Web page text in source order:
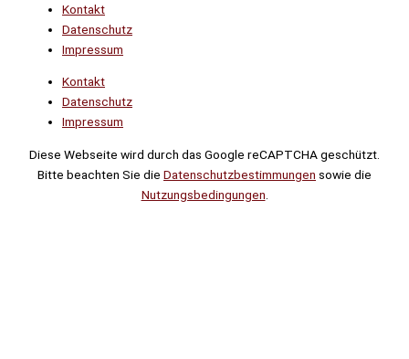
Kontakt
Datenschutz
Impressum
Kontakt
Datenschutz
Impressum
Diese Webseite wird durch das Google reCAPTCHA geschützt.
Bitte beachten Sie die Datenschutzbestimmungen sowie die
Nutzungsbedingungen